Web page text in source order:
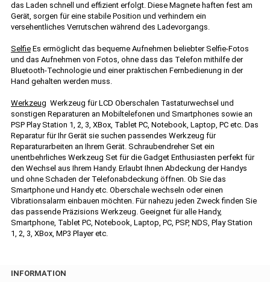
das Laden schnell und effizient erfolgt. Diese Magnete haften fest am
Gerät, sorgen für eine stabile Position und verhindern ein
versehentliches Verrutschen während des Ladevorgangs.
Selfie Es ermöglicht das bequeme Aufnehmen beliebter Selfie-Fotos
und das Aufnehmen von Fotos, ohne dass das Telefon mithilfe der
Bluetooth-Technologie und einer praktischen Fernbedienung in der
Hand gehalten werden muss.
Werkzeug Werkzeug für LCD Oberschalen Tastaturwechsel und
sonstigen Reparaturen an Mobiltelefonen und Smartphones sowie an
PSP Play Station 1, 2, 3, XBox, Tablet PC, Notebook, Laptop, PC etc. Das
Reparatur für Ihr Gerät sie suchen passendes Werkzeug für
Reparaturarbeiten an Ihrem Gerät. Schraubendreher Set ein
unentbehrliches Werkzeug Set für die Gadget Enthusiasten perfekt für
den Wechsel aus Ihrem Handy. Erlaubt Ihnen Abdeckung der Handys
und ohne Schaden der Telefonabdeckung öffnen. Ob Sie das
Smartphone und Handy etc. Oberschale wechseln oder einen
Vibrationsalarm einbauen möchten. Für nahezu jeden Zweck finden Sie
das passende Präzisions Werkzeug. Geeignet für alle Handy,
Smartphone, Tablet PC, Notebook, Laptop, PC, PSP, NDS, Play Station
1, 2, 3, XBox, MP3 Player etc.
INFORMATION